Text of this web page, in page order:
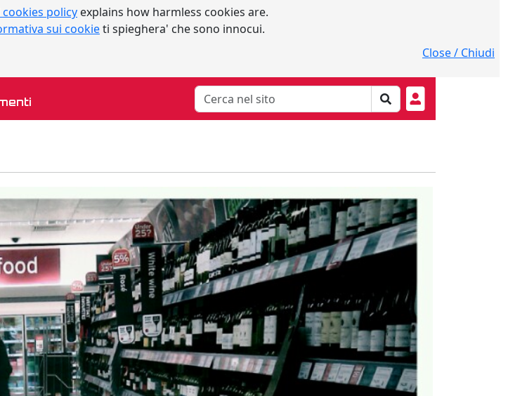
policy explains how harmless cookies are.
sui cookieti spieghera' che sono innocui.
Close / Chiudi